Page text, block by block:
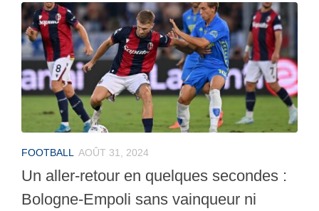
FOOTBALL AOÛT 31, 2024
Un aller-retour en quelques secondes :
Bologne-Empoli sans vainqueur ni